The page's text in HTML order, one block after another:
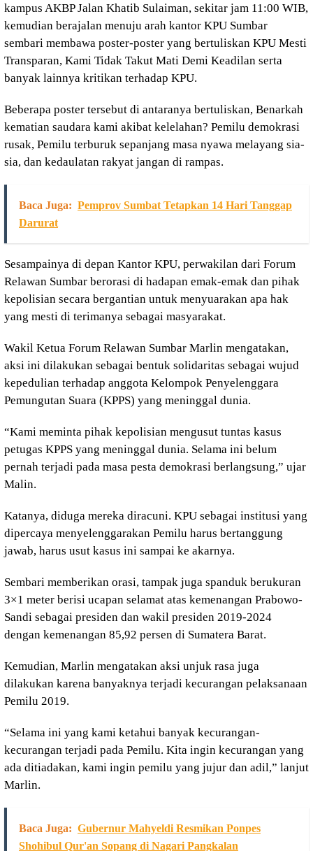
kampus AKBP Jalan Khatib Sulaiman, sekitar jam 11:00 WIB,
kemudian berajalan menuju arah kantor KPU Sumbar
sembari membawa poster-poster yang bertuliskan KPU Mesti
Transparan, Kami Tidak Takut Mati Demi Keadilan serta
banyak lainnya kritikan terhadap KPU.
Beberapa poster tersebut di antaranya bertuliskan, Benarkah
kematian saudara kami akibat kelelahan? Pemilu demokrasi
rusak, Pemilu terburuk sepanjang masa nyawa melayang sia-
sia, dan kedaulatan rakyat jangan di rampas.
Baca Juga: Pemprov Sumbat Tetapkan 14 Hari Tanggap
Darurat
Sesampainya di depan Kantor KPU, perwakilan dari Forum
Relawan Sumbar berorasi di hadapan emak-emak dan pihak
kepolisian secara bergantian untuk menyuarakan apa hak
yang mesti di terimanya sebagai masyarakat.
Wakil Ketua Forum Relawan Sumbar Marlin mengatakan,
aksi ini dilakukan sebagai bentuk solidaritas sebagai wujud
kepedulian terhadap anggota Kelompok Penyelenggara
Pemungutan Suara (KPPS) yang meninggal dunia.
“Kami meminta pihak kepolisian mengusut tuntas kasus
petugas KPPS yang meninggal dunia. Selama ini belum
pernah terjadi pada masa pesta demokrasi berlangsung,” ujar
Malin.
Katanya, diduga mereka diracuni. KPU sebagai institusi yang
dipercaya menyelenggarakan Pemilu harus bertanggung
jawab, harus usut kasus ini sampai ke akarnya.
Sembari memberikan orasi, tampak juga spanduk berukuran
3×1 meter berisi ucapan selamat atas kemenangan Prabowo-
Sandi sebagai presiden dan wakil presiden 2019-2024
dengan kemenangan 85,92 persen di Sumatera Barat.
Kemudian, Marlin mengatakan aksi unjuk rasa juga
dilakukan karena banyaknya terjadi kecurangan pelaksanaan
Pemilu 2019.
“Selama ini yang kami ketahui banyak kecurangan-
kecurangan terjadi pada Pemilu. Kita ingin kecurangan yang
ada ditiadakan, kami ingin pemilu yang jujur dan adil,” lanjut
Marlin.
Baca Juga: Gubernur Mahyeldi Resmikan Ponpes
Shohibul Qur'an Sopang di Nagari Pangkalan